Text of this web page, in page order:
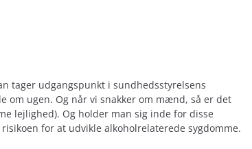
tager udgangspunkt i sundhedsstyrelsens
om ugen. Og når vi snakker om mænd, så er det
lejlighed). Og holder man sig inde for disse
for at udvikle alkoholrelaterede sygdomme.